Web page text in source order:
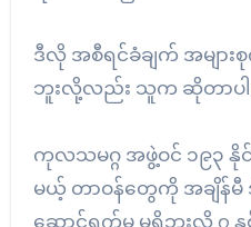
ဒီလို အစီရင်ခံချက် အများ
ဘူးလို့လည်း သူက ဆိုတာပါ
ကုလသမဂ္ဂ အဖွဲ့ဝင် ၁၉၃
မယ့် တာဝန်တွေကို အချိန်
ဆောင်ရွက်မှု မရှိဘူးလို့ ၇